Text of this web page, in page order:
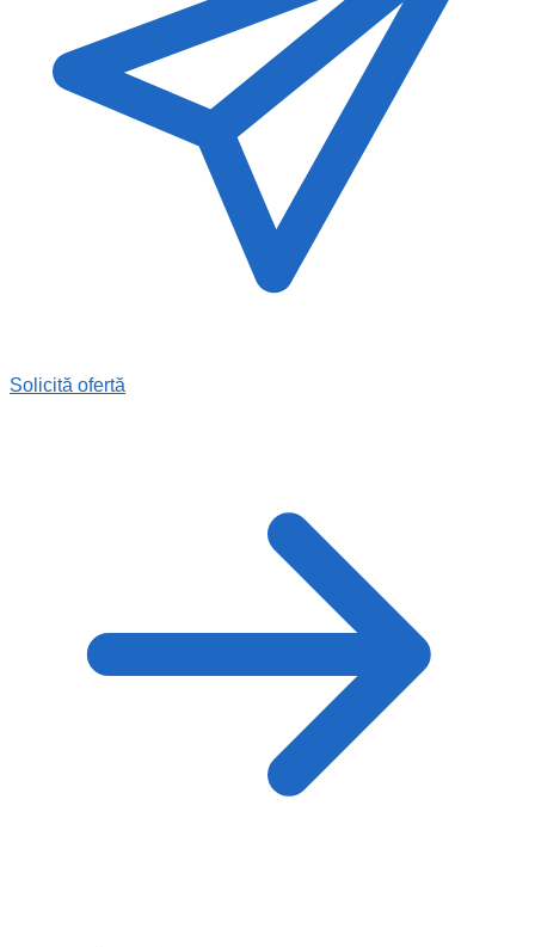
Solicită ofertă